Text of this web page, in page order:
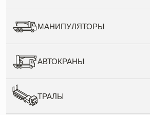
МАНИПУЛЯТОРЫ
АВТОКРАНЫ
ТРАЛЫ